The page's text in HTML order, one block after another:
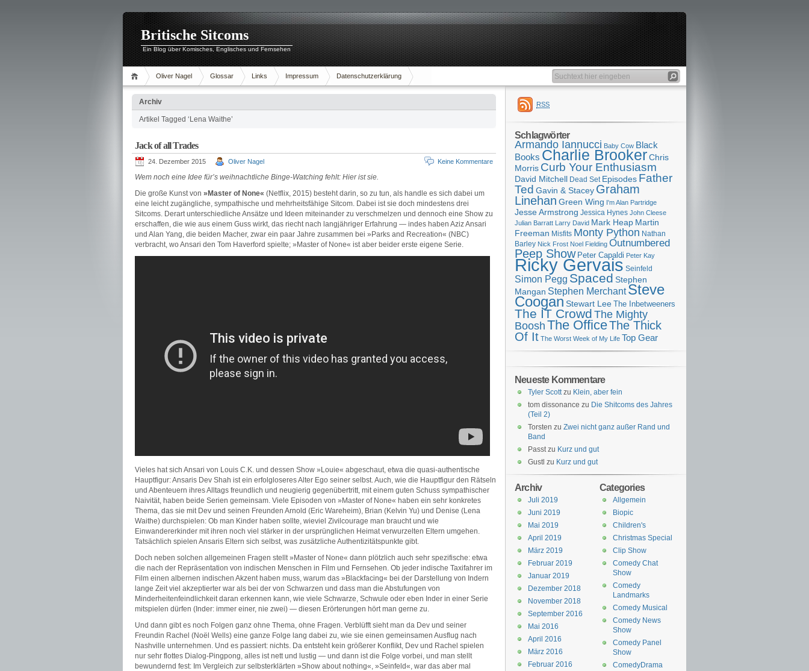
Britische Sitcoms
Ein Blog über Komisches, Englisches und Fernsehen
Oliver Nagel Glossar Links Impressum Datenschutzerklärung
Archiv
Artikel Tagged ‘Lena Waithe’
Jack of all Trades
24. Dezember 2015 Oliver Nagel Keine Kommentare
Wem noch eine Idee für’s weihnachtliche Binge-Watching fehlt: Hier ist sie.
Die große Kunst von »Master of None« (Netflix, 2015) besteht darin, so zu tun, als handle es sich dabei um
eine leicht zugängliche, sympathische und mehrheitsfähige Sitcom. Dabei ist sie doch mindestens drei
Sitcoms. Derart unterschiedliche Ansätze und Ideen miteinander zu verschmelzen und dennoch eine Show zu
erschaffen, die wie aus einem Guss wirkt, das riecht nach langjähriger Erfahrung — indes haben Aziz Ansari
und Alan Yang, die beiden Macher, zwar ein paar Jahre zusammen bei »Parks and Recreation« (NBC)
verbracht, wo Ansari den Tom Haverford spielte; »Master of None« ist aber beider erste eigene Serie.
Vieles hat sich Ansari von Louis C.K. und dessen Show »Louie« abgeschaut, etwa die quasi-authentische
Hauptfigur: Ansaris Dev Shah ist ein erfolgloseres Alter Ego seiner selbst. Auch, wie die Hauptfigur den Rätseln
und Abenteuern ihres Alltags freundlich und neugierig gegenübertritt, mit einem guten Schuss sympathischer
Naivität, haben beide Serien gemeinsam. Viele Episoden von »Master of None« haben ein sehr konkretes
Thema, das sie mit Dev und seinen Freunden Arnold (Eric Wareheim), Brian (Kelvin Yu) und Denise (Lena
Waithe) durchspielen: Ob man Kinder haben sollte, wieviel Zivilcourage man braucht und wie
Einwandererkinder mit ihren noch viel stärker in der ursprünglichen Heimat verwurzelten Eltern umgehen.
Tatsächlich spielen Ansaris Eltern sich selbst, was zusätzliche Authentizitätspunkte gibt.
Doch neben solchen allgemeinen Fragen stellt »Master of None« dann plötzlich auch sehr spezifische: etwa
die nach der Repräsentation von indischen Menschen in Film und Fernsehen. Ob jeder indische Taxifahrer im
Film einen albernen indischen Akzent haben muss, warum das »Blackfacing« bei der Darstellung von Indern
lange Zeit viel akzeptierter war als bei der von Schwarzen und dass man die Abstufungen von
Minderheitenfeindlichkeit daran erkennen kann, wie viele Schwarze, Schwule oder eben Inder in einer Serie
mitspielen dürfen (Inder: immer einer, nie zwei) — diesen Erörterungen hört man gerne zu.
Und dann gibt es noch Folgen ganz ohne Thema, ohne Fragen. Verblüfft sieht man da Dev und seiner
Freundin Rachel (Noël Wells) eine ganze Folge lang dabei zu, wie sie einen gemeinsamen Ausflug nach
Nashville unternehmen. Und es passiert: nichts. Da entsteht kein größerer Konflikt, Dev und Rachel spielen
nur sehr flottes Dialog-Pingpong, alles ist nett und lustig — und dann ist die Folge vorbei, und man stellt
bewundernd fest: Im Vergleich zur selbsterklärten »Show about nothing«, »Seinfeld«, war das aber mal
RSS
Schlagwörter
Armando Iannucci Baby Cow Black
Books Charlie BrookerChris
Morris Curb Your Enthusiasm
David Mitchell Dead Set Episodes Father
Ted Gavin & Stacey Graham
Linehan Green Wing I'm Alan Partridge
Jesse Armstrong Jessica Hynes John Cleese
Julian Barratt Larry David Mark Heap Martin
Freeman Misfits Monty Python Nathan
Barley Nick Frost Noel Fielding Outnumbered
Peep Show Peter Capaldi Peter Kay
Ricky Gervais Seinfeld
Simon Pegg Spaced Stephen
Mangan Stephen Merchant Steve
CooganStewart Lee The Inbetweeners
The IT Crowd The Mighty
Boosh The OfficeThe Thick
Of It The Worst Week of My Life Top Gear
Neueste Kommentare
Tyler Scottzu Klein, aber fein
tom dissonance zu Die Shitcoms des Jahres
(Teil 2)
Torsten zu Zwei nicht ganz außer Rand und
Band
Passtzu Kurz und gut
Gustl zu Kurz und gut
Categories
Allgemein
Biopic
Children's
Christmas Special
Clip Show
Comedy Chat
Show
Comedy
Landmarks
Comedy Musical
Comedy News
Show
Comedy Panel
Show
ComedyDrama
Archiv
Juli 2019
Juni 2019
Mai 2019
April 2019
März 2019
Februar 2019
Januar 2019
Dezember 2018
November 2018
September 2016
Mai 2016
April 2016
März 2016
Februar 2016